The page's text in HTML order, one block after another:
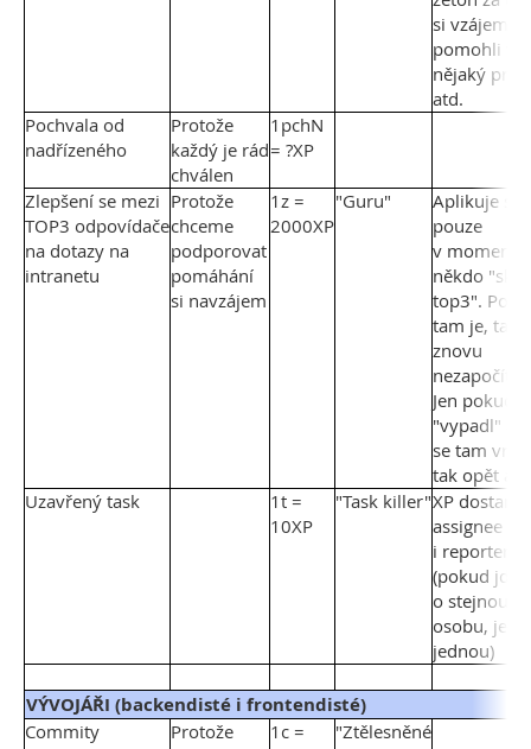
si vzájemně
pomohli
nějaký
atd.
Pochvala od
nadřízeného
Protože
každý je rád
chválen
1pchN
= ?XP
Zlepšení se mezi
TOP3 odpovídače
na dotazy na
intranetu
Protože
chceme
podporovat
pomáhání
si navzájem
1z =
2000XP
"Guru"
Aplikuje se
pouze
v momentě
někdo
top3".
tam je, tak
znovu
Jen pokud
"vypadl" a
se tam
tak opět
Uzavřený task
1t =
10XP
"Task killer"XP dostane
assignee
i reporter
(pokud jde
o stejnou
osobu, jen
jednou)
VÝVOJÁŘI (backendisté i frontendisté)
Commity
Protože
1c =
"Ztělesněné